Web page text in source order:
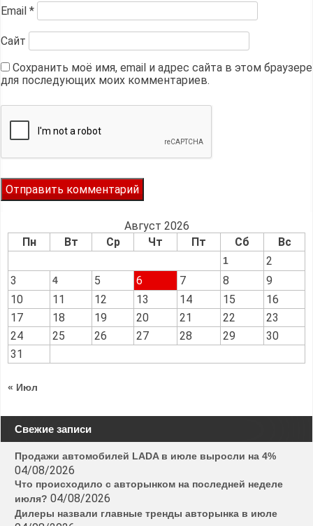
Email *
Сайт
Сохранить моё имя, email и адрес сайта в этом браузере
для последующих моих комментариев.
Август 2026
Пн
Вт Ср Чт Пт Сб Вс
1
2
3
4 5 6 7 8
9
10
11 12 13 14 15
16
17
18 19 20 21 22
23
24
25 26 27 28 29
30
31
« Июл
Свежие записи
Продажи автомобилей LADA в июле выросли на 4%
04/08/2026
Что происходило с авторынком на последней неделе
июля? 04/08/2026
Дилеры назвали главные тренды авторынка в июле